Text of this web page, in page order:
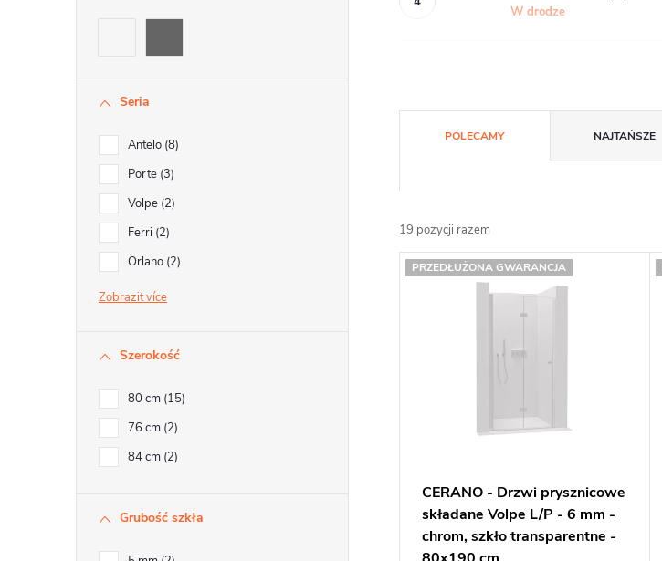
Seria
Antelo 8
Porte 3
Volpe 2
Ferri 2
Orlano 2
Zobrazit
Szerokość
80 cm 15
76 cm 2
84 cm 2
Grubość szkła
W drodze
r
t
o
POLECAMY NAJTAŃSZE
19 pozycji razem
LPRZEDŁUŻONA GWARANCJA
CERANO - Drzwi prysznicowe
składane Volpe L/P - 6 mm -
chrom, szkło transparentne -